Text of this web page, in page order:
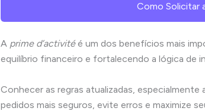
Como Solicitar
A prime d’activitéé um dos benefícios mais
equilíbrio financeiro e fortalecendo a lógica de
Conhecer as regras atualizadas,
pedidos mais seguros, evite erros e maximize